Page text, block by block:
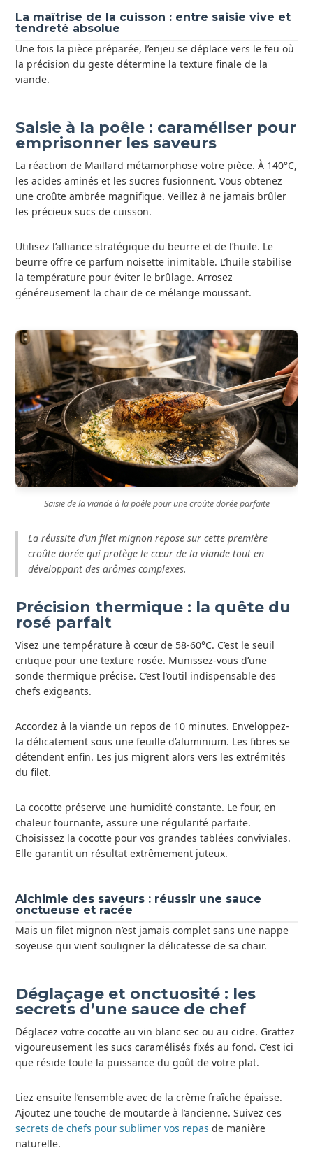
La maîtrise de la cuisson : entre saisie vive et
tendreté absolue
Une fois la pièce préparée, l’enjeu se déplace vers le feu où
la précision du geste détermine la texture finale de la
viande.
Saisie à la poêle : caraméliser pour
emprisonner les saveurs
La réaction de Maillard métamorphose votre pièce. À 140°C,
les acides aminés et les sucres fusionnent. Vous obtenez
une croûte ambrée magnifique. Veillez à ne jamais brûler
les précieux sucs de cuisson.
Utilisez l’alliance stratégique du beurre et de l’huile. Le
beurre offre ce parfum noisette inimitable. L’huile stabilise
la température pour éviter le brûlage. Arrosez
généreusement la chair de ce mélange moussant.
Saisie de la viande à la poêle pour une croûte dorée parfaite
La réussite d’un filet mignon repose sur cette première
croûte dorée qui protège le cœur de la viande tout en
développant des arômes complexes.
Précision thermique : la quête du
rosé parfait
Visez une température à cœur de 58-60°C. C’est le seuil
critique pour une texture rosée. Munissez-vous d’une
sonde thermique précise. C’est l’outil indispensable des
chefs exigeants.
Accordez à la viande un repos de 10 minutes. Enveloppez-
la délicatement sous une feuille d’aluminium. Les fibres se
détendent enfin. Les jus migrent alors vers les extrémités
du filet.
La cocotte préserve une humidité constante. Le four, en
chaleur tournante, assure une régularité parfaite.
Choisissez la cocotte pour vos grandes tablées conviviales.
Elle garantit un résultat extrêmement juteux.
Alchimie des saveurs : réussir une sauce
onctueuse et racée
Mais un filet mignon n’est jamais complet sans une nappe
soyeuse qui vient souligner la délicatesse de sa chair.
Déglaçage et onctuosité : les
secrets d’une sauce de chef
Déglacez votre cocotte au vin blanc sec ou au cidre. Grattez
vigoureusement les sucs caramélisés fixés au fond. C’est ici
que réside toute la puissance du goût de votre plat.
Liez ensuite l’ensemble avec de la crème fraîche épaisse.
Ajoutez une touche de moutarde à l’ancienne. Suivez ces
secrets de chefs pour sublimer vos repas de manière
naturelle.